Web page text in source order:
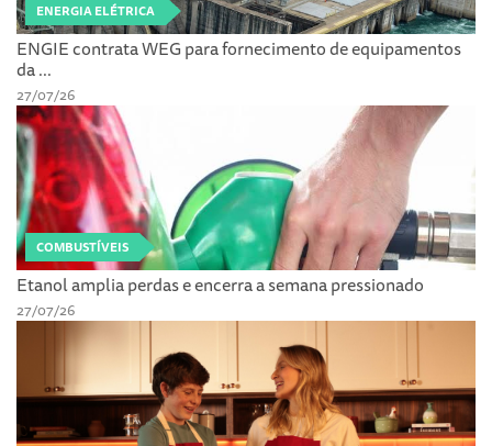
ENERGIA ELÉTRICA
ENGIE contrata WEG para fornecimento de equipamentos
da ...
27/07/26
COMBUSTÍVEIS
Etanol amplia perdas e encerra a semana pressionado
27/07/26